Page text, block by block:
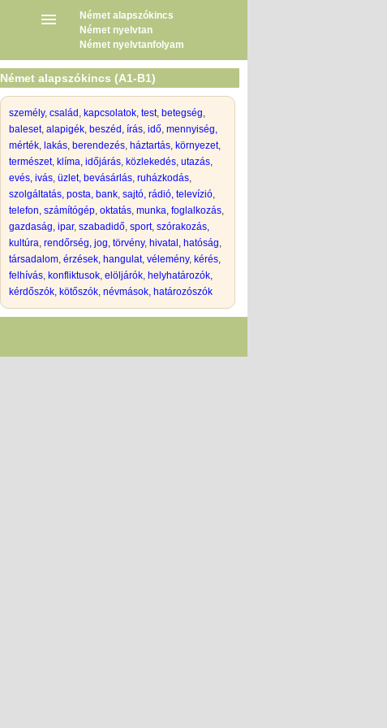
Német alapszókincs
Német nyelvtan
Német nyelvtanfolyam
Német alapszókincs (A1-B1)
személy, család , kapcsolatok, test, betegség,
baleset, alapigék, beszéd, írás, idő, mennyiség,
mérték, lakás, berendezés, háztartás, környezet,
természet, klíma, időjárás, közlekedés, utazás,
evés, ivás, üzlet, bevásárlás, ruházkodás,
szolgáltatás, posta, bank, sajtó, rádió, televízió,
telefon, számítógép, oktatás, munka, foglalkozás,
gazdaság, ipar, szabadidő, sport, szórakozás,
kultúra, rendőrség, jog, törvény, hivatal, hatóság,
társadalom, érzések, hangulat, vélemény, kérés,
felhívás, konfliktusok, elöljárók, helyhatározók,
kérdőszók, kötőszók, névmások, határozószók